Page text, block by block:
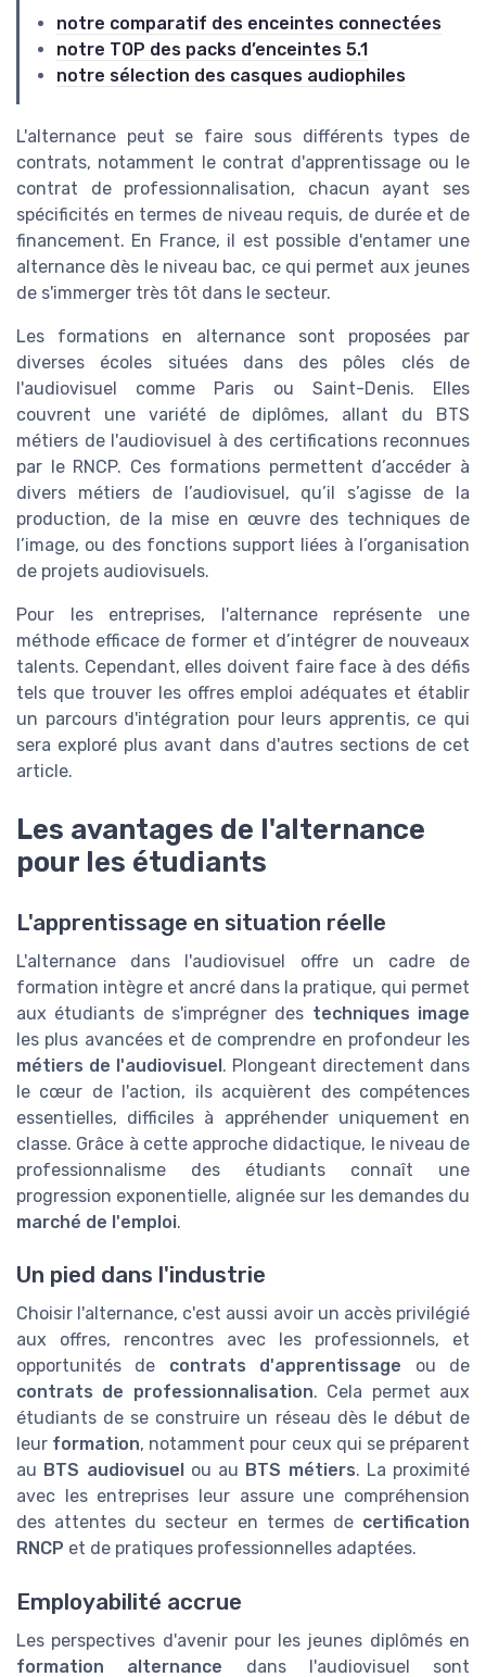
notre comparatif des enceintes connectées
notre TOP des packs d’enceintes 5.1
notre sélection des casques audiophiles
L'alternance peut se faire sous différents types de
contrats, notamment le contrat d'apprentissage ou le
contrat de professionnalisation, chacun ayant ses
spécificités en termes de niveau requis, de durée et de
financement. En France, il est possible d'entamer une
alternance dès le niveau bac, ce qui permet aux jeunes
de s'immerger très tôt dans le secteur.
Les formations en alternance sont proposées par
diverses écoles situées dans des pôles clés de
l'audiovisuel comme Paris ou Saint-Denis. Elles
couvrent une variété de diplômes, allant du BTS
métiers de l'audiovisuel à des certifications reconnues
par le RNCP. Ces formations permettent d’accéder à
divers métiers de l’audiovisuel, qu’il s’agisse de la
production, de la mise en œuvre des techniques de
l’image, ou des fonctions support liées à l’organisation
de projets audiovisuels.
Pour les entreprises, l'alternance représente une
méthode efficace de former et d’intégrer de nouveaux
talents. Cependant, elles doivent faire face à des défis
tels que trouver les offres emploi adéquates et établir
un parcours d'intégration pour leurs apprentis, ce qui
sera exploré plus avant dans d'autres sections de cet
article.
Les avantages de l'alternance
pour les étudiants
L'apprentissage en situation réelle
L'alternance dans l'audiovisuel offre un cadre de
formation intègre et ancré dans la pratique, qui permet
aux étudiants de s'imprégner des techniques image
les plus avancées et de comprendre en profondeur les
métiers de l'audiovisuel. Plongeant directement dans
le cœur de l'action, ils acquièrent des compétences
essentielles, difficiles à appréhender uniquement en
classe. Grâce à cette approche didactique, le niveau de
professionnalisme des étudiants connaît une
progression exponentielle, alignée sur les demandes du
marché de l'emploi.
Un pied dans l'industrie
Choisir l'alternance, c'est aussi avoir un accès privilégié
aux offres, rencontres avec les professionnels, et
opportunités de contrats d'apprentissage ou de
contrats de professionnalisation. Cela permet aux
étudiants de se construire un réseau dès le début de
leur formation, notamment pour ceux qui se préparent
au BTS audiovisuel ou au BTS métiers. La proximité
avec les entreprises leur assure une compréhension
des attentes du secteur en termes de certification
RNCP et de pratiques professionnelles adaptées.
Employabilité accrue
Les perspectives d'avenir pour les jeunes diplômés en
formation alternance dans l'audiovisuel sont